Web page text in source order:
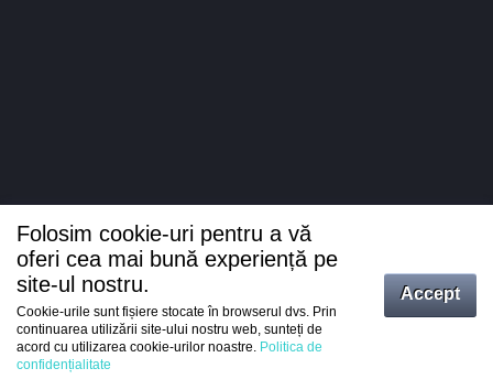
Intrați
Folosim cookie-uri pentru a vă
oferi cea mai bună experiență pe
site-ul nostru.
Cookie-urile sunt fișiere stocate în browserul dvs. Prin
continuarea utilizării site-ului nostru web, sunteți de
acord cu utilizarea cookie-urilor noastre. Politica de
confidențialitate
Accept